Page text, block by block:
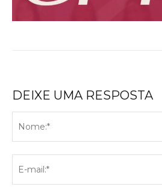
DEIXE UMA RESPOSTA